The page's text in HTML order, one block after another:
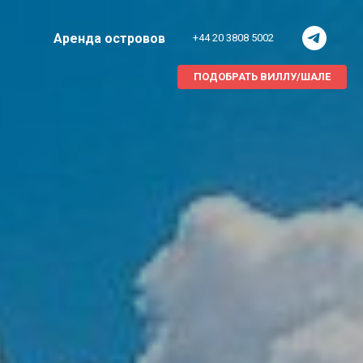
Аренда островов +44 20 3808 5002
ПОДОБРАТЬ ВИЛЛУ/ШАЛЕ